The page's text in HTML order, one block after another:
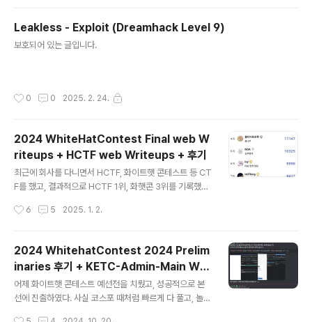
도 정말 많은 것을 배울 수 있었다. 웹 문제는 총 5문제가
출제 되었고, 각각 40++ 솔브, 30++ 솔브, 9솔브, 3솔
많이 쏟았다.. 오전 9시 ~ 12시 내내 이문제만 봤고..
Leakless - Exploit (Dreamhack Level 9)
보호되어 있는 글입니다.
0 0 2025. 2. 24.
2024 WhiteHatContest Final web W
riteups + HCTF web Writeups + 후기
최근에 회사를 다니면서 HCTF, 화이트햇 콘테스트 등 CT
F를 했고, 결과적으로 HCTF 1위, 화햇콘 3위를 기록했
다. 좀 빡치지만 내가 웹 못풀어서 할말이 없다 ㅠㅠㅠ 아이
화이트햇콘테스트로 막을 내리게 되었다. 그나마 다행인
것은 드림핵 웹 해킹 랭킹 1위를 찍은 것이다. 물론 내가 내
아래있는 사람들보다 웹 해킹을 잘하는 건 절대 아니고, 그
냥 투자할 시간이 많아서 찍은 랭크이다. 아래 계신 분들이
6 5 2025. 1. 2.
2024 WhitehatContest 2024 Prelim
inaries 후기 + KETC-Admin-Main Writ
eUp
어제 화이트햇 콘테스트 예선전을 치뤘고, 성공적으로 본
선에 진출하였다. 사실 코스포 때처럼 빠르게 다 풀고, 놀다